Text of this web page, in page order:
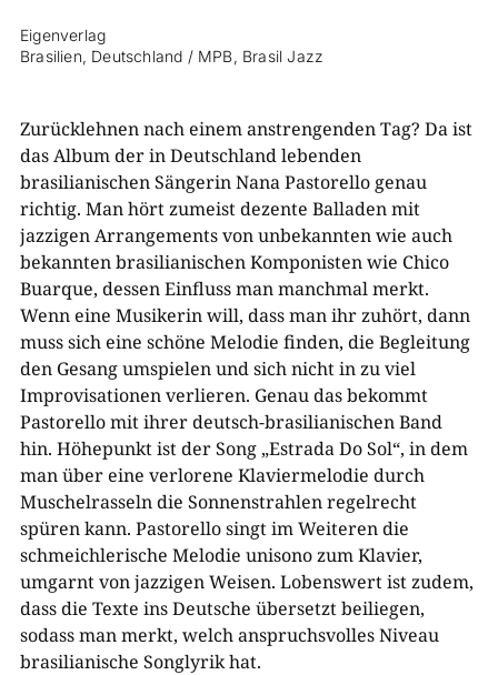
Eigenverlag
Brasilien, Deutschland / MPB, Brasil Jazz
Zurücklehnen nach einem anstrengenden Tag? Da ist
das Album der in Deutschland lebenden
brasilianischen Sängerin Nana Pastorello genau
richtig. Man hört zumeist dezente Balladen mit
jazzigen Arrangements von unbekannten wie auch
bekannten brasilianischen Komponisten wie Chico
Buarque, dessen Einfluss man manchmal merkt.
Wenn eine Musikerin will, dass man ihr zuhört, dann
muss sich eine schöne Melodie finden, die Begleitung
den Gesang umspielen und sich nicht in zu viel
Improvisationen verlieren. Genau das bekommt
Pastorello mit ihrer deutsch-brasilianischen Band
hin. Höhepunkt ist der Song „Estrada Do Sol“, in dem
man über eine verlorene Klaviermelodie durch
Muschelrasseln die Sonnenstrahlen regelrecht
spüren kann. Pastorello singt im Weiteren die
schmeichlerische Melodie unisono zum Klavier,
umgarnt von jazzigen Weisen. Lobenswert ist zudem,
dass die Texte ins Deutsche übersetzt beiliegen,
sodass man merkt, welch anspruchsvolles Niveau
brasilianische Songlyrik hat.